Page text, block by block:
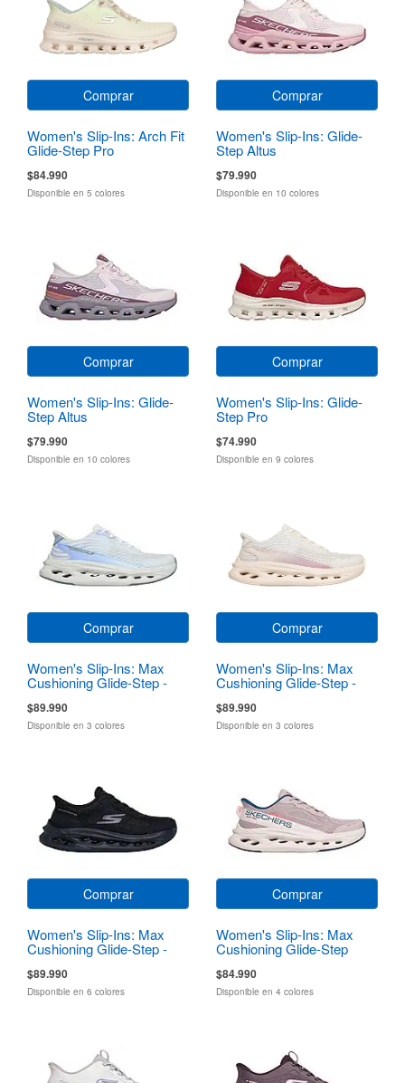
Comprar
Women's Slip-Ins: Arch Fit
Glide-Step Pro
$84.990
Disponible en 5 colores
Comprar
Women's Slip-Ins: Glide-
Step Altus
$79.990
Disponible en 10 colores
Comprar
Women's Slip-Ins: Glide-
Step Altus
$79.990
Disponible en 10 colores
Comprar
Women's Slip-Ins: Glide-
Step Pro
$74.990
Disponible en 9 colores
Comprar
Women's Slip-Ins: Max
Cushioning Glide-Step -
$89.990
Disponible en 3 colores
Comprar
Women's Slip-Ins: Max
Cushioning Glide-Step -
$89.990
Disponible en 3 colores
Comprar
Women's Slip-Ins: Max
Cushioning Glide-Step -
$89.990
Disponible en 6 colores
Comprar
Women's Slip-Ins: Max
Cushioning Glide-Step
$84.990
Disponible en 4 colores